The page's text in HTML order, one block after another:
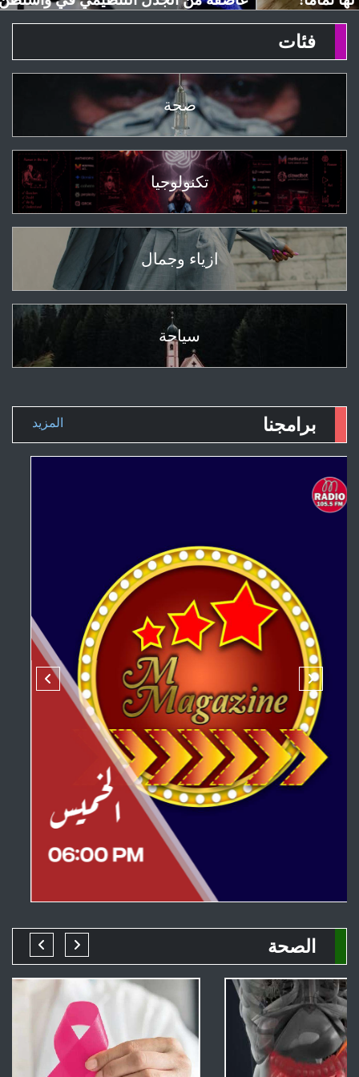
فئات
صحة
تكنولوجيا
ازياء وجمال
سياحة
برامجنا المزيد
الصحة